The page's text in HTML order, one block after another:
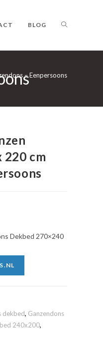
BLOG TOGGLE
WEBSITE
– Eenpersoons
cm
Dekbed 270×240
dekbed, Ganzendons
240x200,